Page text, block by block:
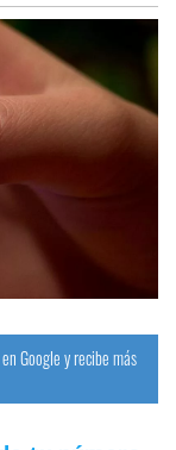
Google y recibe más